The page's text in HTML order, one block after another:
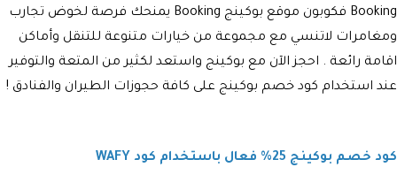
Booking فكوبون موقع بوكينج Booking يمنحك فرصة لخوض تجارب
ومغامرات لاتنسي مع مجموعة من خيارات متنوعة للتنقل وأماكن
اقامة رائعة . احجز الآن مع بوكينج واستعد لكثير من المتعة والتوفير
عند استخدام كود خصم بوكينج على كافة حجوزات الطيران والفنادق !
كود خصم بوكينج 25% فعال باستخدام كود WAFY